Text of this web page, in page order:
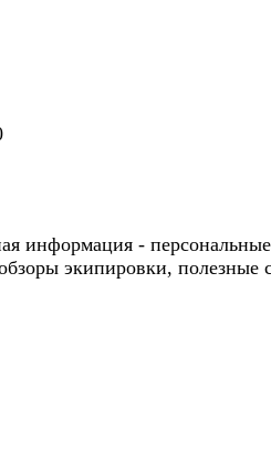
информация - персональные
экипировки, полезные